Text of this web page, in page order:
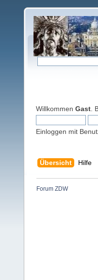
Willkommen Gast .
Einloggen mit
Übersicht Hilfe
Forum ZDW